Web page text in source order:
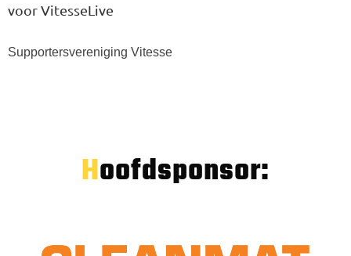
voor VitesseLive
Supportersvereniging Vitesse
Hoofdsponsor: